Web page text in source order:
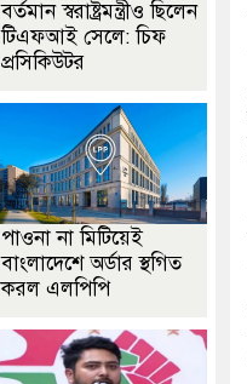
বর্তমান স্বরাষ্ট্রমন্ত্রীও ছিলেন
টিএফআই সেলে: চিফ
প্রসিকিউটর
পাওনা না মিটিয়েই
বাংলাদেশে অর্ডার স্থগিত
করল এলপিপি